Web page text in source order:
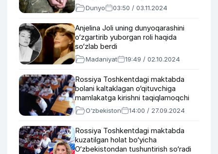
Dunyo 03:50 / 03.11.2024
Anjelina Joli uning dunyoqarashini
o‘zgartirib yuborgan roli haqida
so‘zlab berdi
Madaniyat 19:49 / 02.10.2024
Rossiya Toshkentdagi maktabda
bolani kaltaklagan o‘qituvchiga
mamlakatga kirishni taqiqlamoqchi
O‘zbekiston 14:00 / 27.09.2024
Rossiya Toshkentdagi maktabda
kuzatilgan holat bo‘yicha
O‘zbekistondan tushuntirish so‘radi